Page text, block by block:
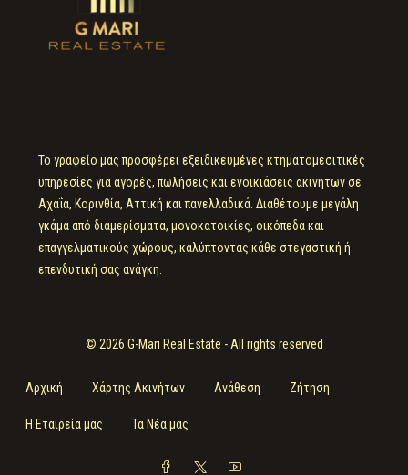
Το γραφείο μας προσφέρει εξειδικευμένες κτηματομεσιτικές
υπηρεσίες για αγορές, πωλήσεις και ενοικιάσεις ακινήτων σε
Αχαΐα, Κορινθία, Αττική και πανελλαδικά. Διαθέτουμε μεγάλη
γκάμα από διαμερίσματα, μονοκατοικίες, οικόπεδα και
επαγγελματικούς χώρους, καλύπτοντας κάθε στεγαστική ή
επενδυτική σας ανάγκη.
© 2026 G-Mari Real Estate - All rights reserved
Αρχική Χάρτης Ακινήτων Ανάθεση Ζήτηση
Η Εταιρεία μας Τα Νέα μας